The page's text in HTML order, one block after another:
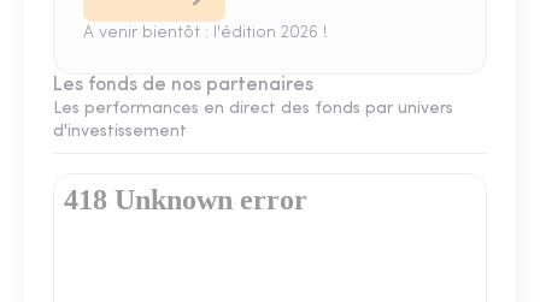
A venir bientôt : l'édition 2026 !
Les fonds de nos partenaires
Les performances en direct des fonds par univers
d'investissement